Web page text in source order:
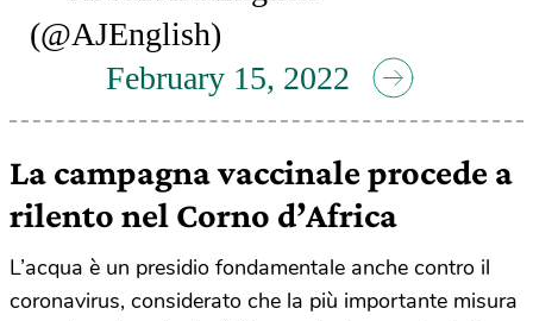
(@AJEnglish)
February 15, 2022
La campagna vaccinale procede a
rilento nel Corno d’Africa
L’acqua è un presidio fondamentale anche contro il
coronavirus, considerato che la più importante misura